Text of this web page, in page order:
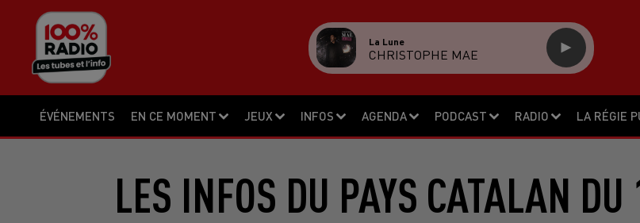
ÉVÉNEMENTS EN CE MOMENT JEUX INFOS AGENDA PODCAST RADIO LA RÉGIE
La Lune
CHRISTOPHE MAE
LES INFOS DU PAYS CATALAN